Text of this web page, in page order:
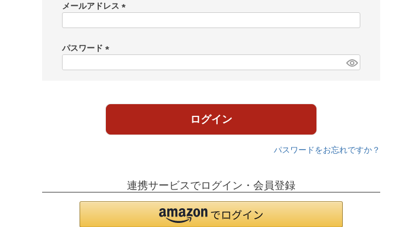
メールアドレス
)
パスワード
ログイン
パスワードをお忘れですか？
連携サービスでログイン・会員登録